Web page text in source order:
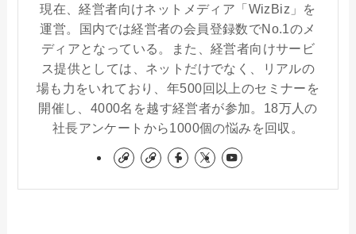
現在、経営者向けネットメディア「WizBiz」を
運営。国内では経営者の会員登録数でNo.1のメ
ディアとなっている。また、経営者向けサービ
ス提供としては、ネットだけでなく、リアルの
場も力をいれており、年500回以上のセミナーを
開催し、4000名を越す経営者が参加。18万人の
社長アンケートから1000個の悩みを回収。